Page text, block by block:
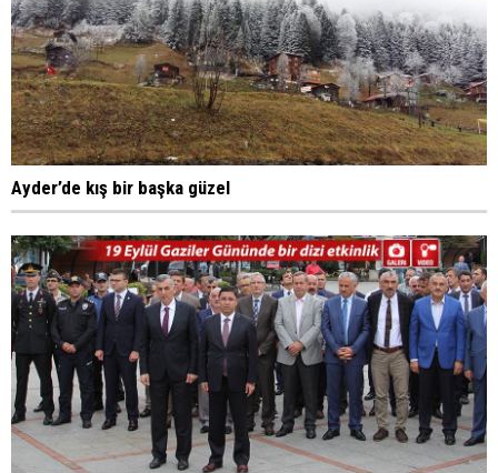
Ayder’de kış bir başka güzel